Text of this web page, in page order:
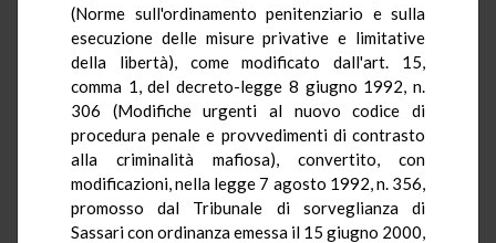
(Norme sull'ordinamento penitenziario e sulla
esecuzione delle misure privative e limitative
della libertà), come modificato dall'art. 15,
comma 1, del decreto-legge 8 giugno 1992, n.
306 (Modifiche urgenti al nuovo codice di
procedura penale e provvedimenti di contrasto
alla criminalità mafiosa), convertito, con
modificazioni, nella legge 7 agosto 1992, n. 356,
promosso dal Tribunale di sorveglianza di
Sassari con ordinanza emessa il 15 giugno 2000,